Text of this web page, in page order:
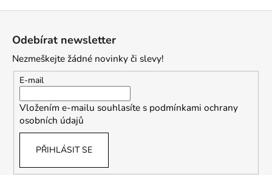
Odebírat newsletter
Nezmeškejte žádné novinky či slevy!
E-mail
Vložením e-mailu souhlasíte s podmínkami ochrany
osobních údajů
PŘIHLÁSIT SE